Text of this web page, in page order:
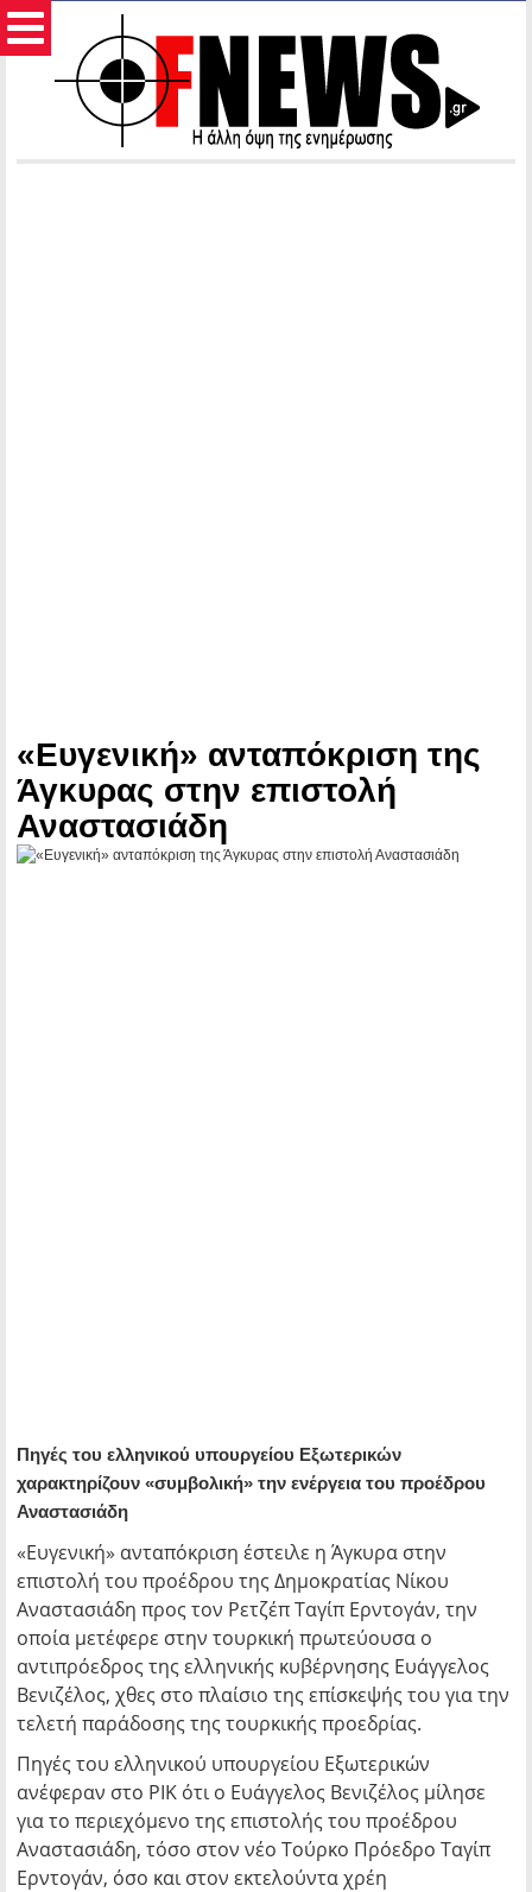
«Ευγενική» ανταπόκριση της
Άγκυρας στην επιστολή
Αναστασιάδη
Πηγές του ελληνικού υπουργείου Εξωτερικών
χαρακτηρίζουν «συμβολική» την ενέργεια του προέδρου
Αναστασιάδη
«Ευγενική» ανταπόκριση έστειλε η Άγκυρα στην
επιστολή του προέδρου της Δημοκρατίας Νίκου
Αναστασιάδη προς τον Ρετζέπ Ταγίπ Ερντογάν, την
οποία μετέφερε στην τουρκική πρωτεύουσα ο
αντιπρόεδρος της ελληνικής κυβέρνησης Ευάγγελος
Βενιζέλος, χθες στο πλαίσιο της επίσκεψής του για την
τελετή παράδοσης της τουρκικής προεδρίας.
Πηγές του ελληνικού υπουργείου Εξωτερικών
ανέφεραν στο ΡΙΚ ότι ο Ευάγγελος Βενιζέλος μίλησε
για το περιεχόμενο της επιστολής του προέδρου
Αναστασιάδη, τόσο στον νέο Τούρκο Πρόεδρο Ταγίπ
Ερντογάν, όσο και στον εκτελούντα χρέη